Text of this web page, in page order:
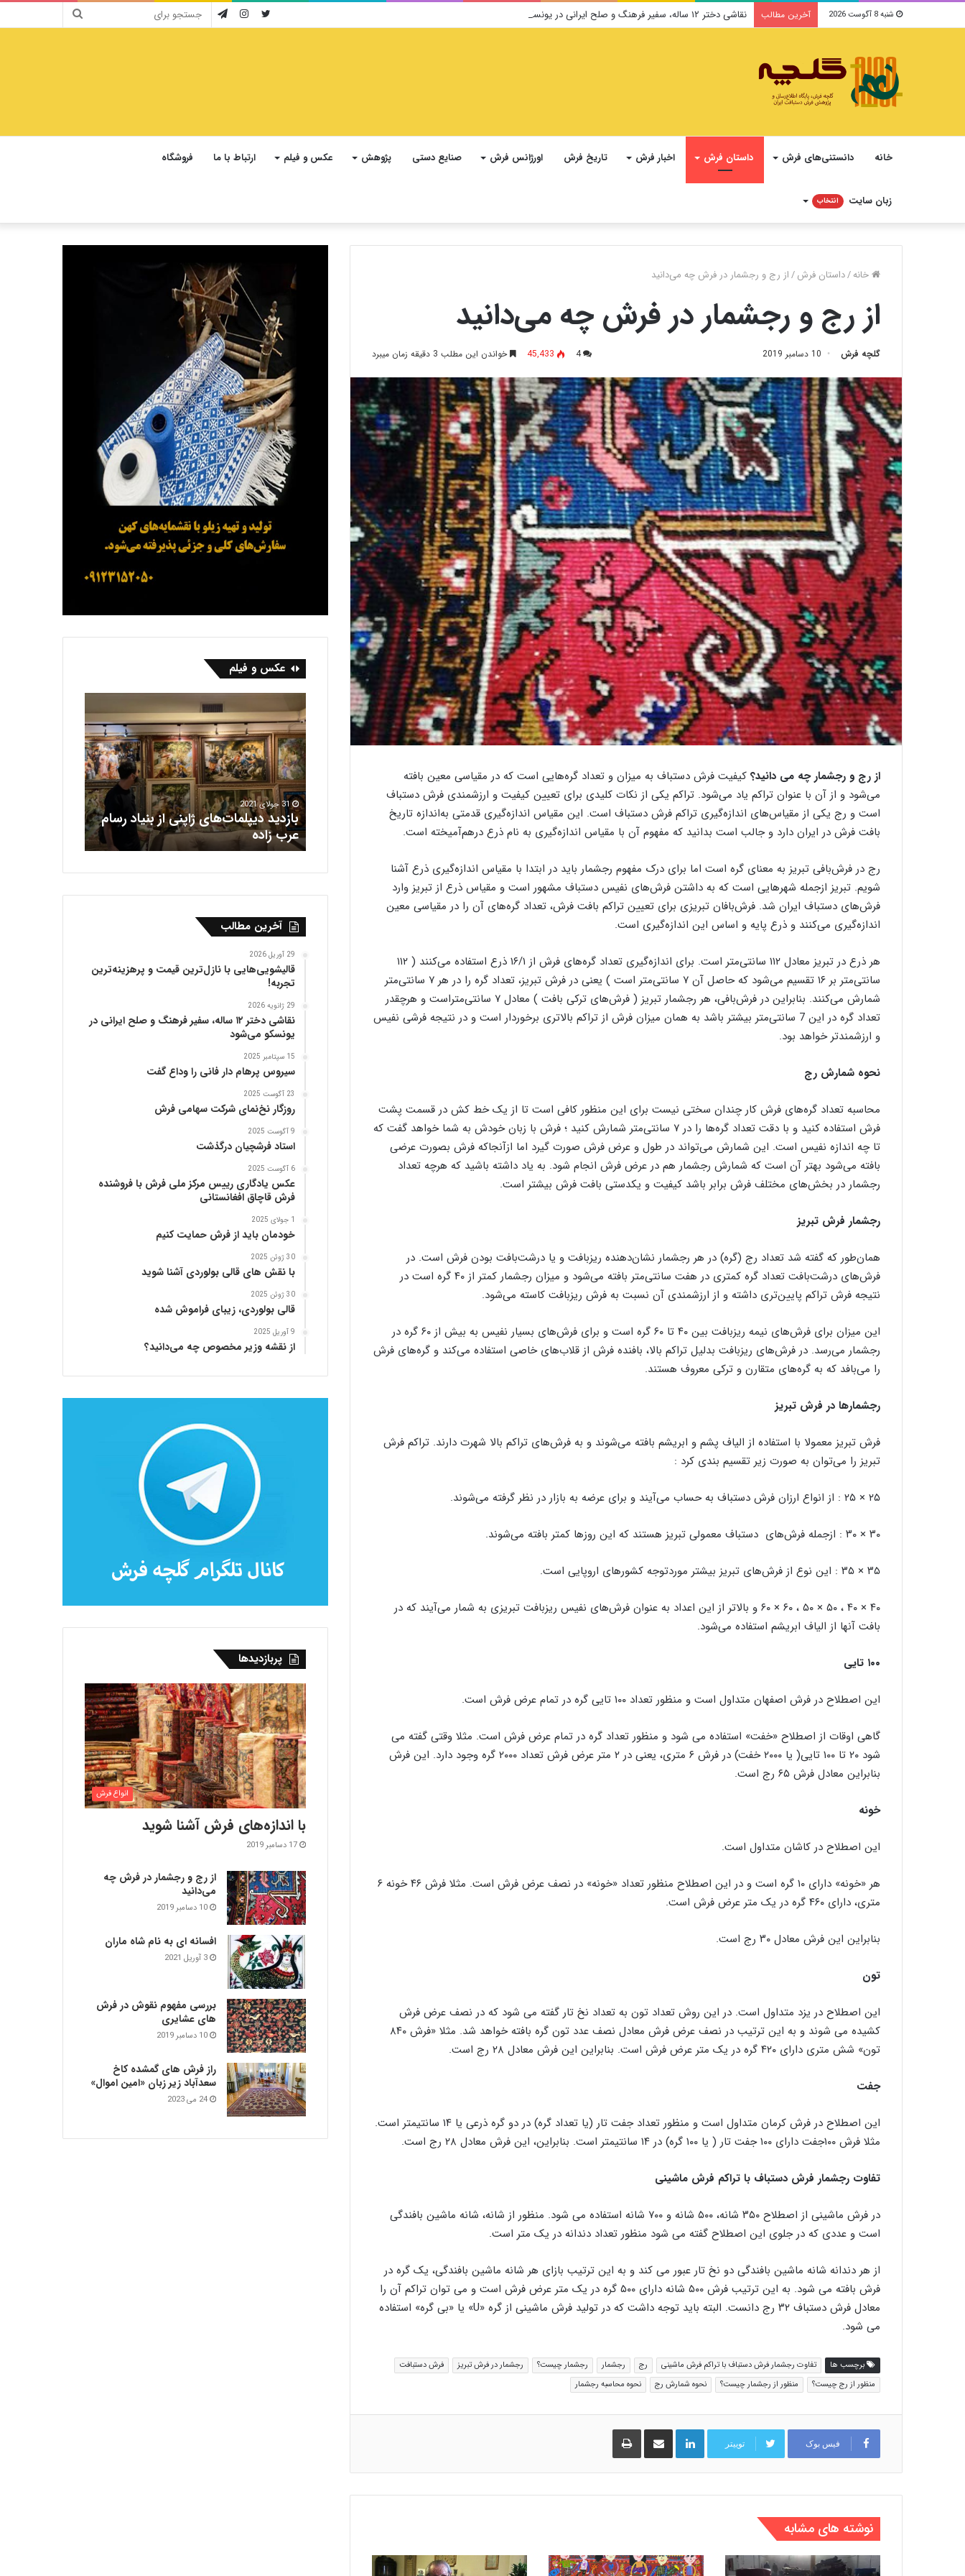
شنبه 8 آگوست 2026 آخرین مطالب نقاشی دختر ۱۲ ساله، سفیر فرهنگ و صلح ایرانی در یونسکو می‌شود تلگرام
اینستاگرام توییتر
خانه دانستنی‌های فرش داستان فرش اخبار فرش تاریخ فرش اورژانس فرش صنایع دستی پژوهش عکس و فیلم ارتباط با ما فروشگاه
زبان سایت انتخاب
خانه/داستان فرش/از رج و رجشمار در فرش چه می‌دانید
از رج و رجشمار در فرش چه می‌دانید
گلچه فرش 10 دسامبر 2019 4
45,433 خواندن این مطلب 3 دقیقه زمان میبرد
از رج و رجشمار چه می دانید؟ کیفیت فرش دستباف به میزان و تعداد گره‌هایی است که در مقیاسی معین بافته
می‌شود و از آن با عنوان تراکم یاد می‌شود. تراکم یکی از نکات کلیدی برای تعیین کیفیت و ارزشمندی فرش دستباف
است و رج یکی از مقیاس‌های اندازه‌گیری تراکم فرش دستباف است. این مقیاس اندازه‌گیری قدمتی به‌اندازه تاریخ
بافت فرش در ایران دارد و جالب است بدانید که مفهوم آن با مقیاس اندازه‌گیری به نام ذرع درهم‌آمیخته است.
رج در فرش‌بافی تبریز به معنای گره است اما برای درک مفهوم رجشمار باید در ابتدا با مقیاس اندازه‌گیری ذرع آشنا
شویم. تبریز ازجمله شهرهایی است که به داشتن فرش‌های نفیس دستباف مشهور است و مقیاس ذرع از تبریز وارد
فرش‌های دستباف ایران شد. فرش‌بافان تبریزی برای تعیین تراکم بافت فرش، تعداد گره‌های آن را در مقیاسی معین
اندازه‌گیری می‌کنند و ذرع پایه و اساس این اندازه‌گیری است.
هر ذرع در تبریز معادل ۱۱۲ سانتی‌متر است. برای اندازه‌گیری تعداد گره‌های فرش از ۱۶/۱ ذرع استفاده می‌کنند ( ۱۱۲
سانتی‌متر بر ۱۶ تقسیم می‌شود که حاصل آن ۷ سانتی‌متر است ) یعنی در فرش تبریز، تعداد گره را در هر ۷ سانتی‌متر
شمارش می‌کنند. بنابراین در فرش‌بافی، هر رجشمار تبریز ( فرش‌های ترکی بافت ) معادل ۷ سانتی‌متراست و هرچقدر
تعداد گره در این 7 سانتی‌متر بیشتر باشد به همان میزان فرش از تراکم بالاتری برخوردار است و در نتیجه فرشی نفیس
و ارزشمندتر خواهد بود.
نحوه شمارش رج
محاسبه تعداد گره‌های فرش کار چندان سختی نیست برای این منظور کافی است تا از یک خط کش در قسمت پشت
فرش استفاده کنید و با دقت تعداد گره‌ها را در ۷ سانتی‌متر شمارش کنید ؛ فرش با زبان خودش به شما خواهد گفت که
تا چه اندازه نفیس است. این شمارش می‌تواند در طول و عرض فرش صورت گیرد اما ازآنجاکه فرش بصورت عرضی
بافته می‌شود بهتر آن است که شمارش رجشمار هم در عرض فرش انجام شود. به یاد داشته باشید که هرچه تعداد
رجشمار در بخش‌های مختلف فرش برابر باشد کیفیت و یکدستی بافت فرش بیشتر است.
رجشمار فرش تبریز
همان‌طور که گفته شد تعداد رج (گره) در هر رجشمار نشان‌دهنده ریزبافت و یا درشت‌بافت بودن فرش است. در
فرش‌های درشت‌بافت تعداد گره کمتری در هفت سانتی‌متر بافته می‌شود و میزان رجشمار کمتر از ۴۰ گره است در
نتیجه فرش تراکم پایین‌تری داشته و از ارزشمندی آن نسبت به فرش ریزبافت کاسته می‌شود.
این میزان برای فرش‌های نیمه ریزبافت بین ۴۰ تا ۶۰ گره است و برای فرش‌های بسیار نفیس به بیش از ۶۰ گره در
رجشمار می‌رسد. در فرش‌های ریزبافت بدلیل تراکم بالا، بافنده فرش از قلاب‌های خاصی استفاده می‌کند و گره‌های فرش
را می‌بافد که به گره‌های متقارن و ترکی معروف هستند.
رجشمارها در فرش تبریز
فرش تبریز معمولا با استفاده از الیاف پشم و ابریشم بافته می‌شوند و به فرش‌های تراکم بالا شهرت دارند. تراکم فرش
تبریز را می‌توان به صورت زیر تقسیم بندی کرد :
۲۵ × ۲۵ : از انواع ارزان فرش دستباف به حساب می‌آیند و برای عرضه به بازار در نظر گرفته می‌شوند.
۳۰ × ۳۰ : ازجمله فرش‌های دستباف معمولی تبریز هستند که این روزها کمتر بافته می‌شوند.
۳۵ × ۳۵ : این نوع از فرش‌های تبریز بیشتر موردتوجه کشورهای اروپایی است.
۴۰ × ۴۰ ، ۵۰ × ۵۰ ، ۶۰ × ۶۰ و بالاتر از این اعداد به عنوان فرش‌های نفیس ریزبافت تبریزی به شمار می‌آیند که در
بافت آنها از الیاف ابریشم استفاده می‌شود.
۱۰۰ تایی
این اصطلاح در فرش اصفهان متداول است و منظور تعداد ۱۰۰ تایی گره در تمام عرض فرش است.
گاهی اوقات از اصطلاح «خفت» استفاده می شود و منظور تعداد گره در تمام عرض فرش است. مثلا وقتی گفته می
شود ۲۰ تا ۱۰۰ تایی( یا ۲۰۰۰ خفت) در فرش ۶ متری، یعنی در ۲ متر عرض فرش تعداد ۲۰۰۰ گره وجود دارد. این فرش
بنابراین معادل فرش ۶۵ رج است.
خونه
این اصطلاح در کاشان متداول است.
هر «خونه» دارای ۱۰ گره است و در این اصطلاح منظور تعداد «خونه» در نصف عرض فرش است. مثلا فرش ۴۶ خونه ۶
متری، دارای ۴۶۰ گره در یک متر عرض فرش است.
بنابراین این فرش معادل ۳۰ رج است.
تون
این اصطلاح در یزد متداول است. در این روش تعداد تون به تعداد نخ تار گفته می شود که در نصف عرض فرش
کشیده می شوند و به این ترتیب در نصف عرض فرش معادل نصف عدد تون گره بافته خواهد شد. مثلا «فرش ۸۴۰
تون» شش متری دارای ۴۲۰ گره در یک متر عرض فرش است. بنابراین این فرش معادل ۲۸ رج است.
جفت
این اصطلاح در فرش کرمان متداول است و منظور تعداد جفت تار (یا تعداد گره) در دو گره ذرعی یا ۱۴ سانتیمتر است.
مثلا فرش ۱۰۰جفت دارای ۱۰۰ جفت تار ( یا ۱۰۰ گره) در ۱۴ سانتیمتر است. بنابراین، این فرش معادل ۲۸ رج است.
تفاوت رجشمار فرش دستباف با تراکم فرش ماشینی
در فرش ماشینی از اصطلاح ۳۵۰ شانه، ۵۰۰ شانه و ۷۰۰ شانه استفاده می شود. منظور از شانه، شانه ماشین بافندگی
است و عددی که در جلوی این اصطلاح گفته می شود منظور تعداد دندانه در یک متر است.
از هر دندانه شانه ماشین بافندگی دو نخ تار عبور می کند و به این ترتیب بازای هر شانه ماشین بافندگی، یک گره در
فرش بافته می شود. به این ترتیب فرش ۵۰۰ شانه دارای ۵۰۰ گره در یک متر عرض فرش است و می توان تراکم آن را
معادل فرش دستباف ۳۲ رج دانست. البته باید توجه داشت که در تولید فرش ماشینی از گره «U» یا «بی گره» استفاده
می شود.
برچسب ها تفاوت رجشمار فرش دستباف با تراکم فرش ماشینی رج رجشمار رجشمار چیست؟ رجشمار در فرش تبریز
فرش دستبافت
منظور از رج چیست؟
منظور از رجشمار چیست؟ نحوه شمارش رج نحوه محاسبه رجشمار
فیس بوک توییتر
لینکدین اشتراک گذاری از طریق ایمیل
نوشته های مشابه
عکس و فیلم
گ
ذ
ر
ی
ر
ک
ا
ر
گ
ه
ه
ا
ی
ا
ل
ی
ب
ا
ف
ی
ر
ک
20 سپتامبر 2020
گذری بر کارگاه ‌های قالیبافی اردکان
خ
و
ر
ج
ن‌
ب
ا
ف
ی
ه
و
ا
ت
ص
و
ی
ر
خورجین‌ بافی به روایت تصویر
ب
د
د
ا
ن
ی
ا
د
بازدید دیپلمات‌های ژاپنی از بنیاد رسام
ر
ش
ه
ر
ی
س
16 جولای 2021
فرش هریس
آخرین مطالب
29 آوریل 2026
قالیشویی‌هایی با نازل‌ترین قیمت و پرهزینه‌ترین
تجربه!
29 ژانویه 2026
نقاشی دختر ۱۲ ساله، سفیر فرهنگ و صلح ایرانی در
یونسکو می‌شود
15 سپتامبر 2025
سیروس پرهام دار فانی را وداع گفت
23 آگوست 2025
روزگار نخ‌نمای شرکت سهامی فرش
9 آگوست 2025
استاد فرشچیان درگذشت
6 آگوست 2025
عکس یادگاری رییس مرکز ملی فرش با فروشنده
فرش قاچاق افغانستانی
1 جولای 2025
خودمان باید از فرش حمایت کنیم
30 ژوئن 2025
با نقش های قالی بولوردی آشنا شوید
30 ژوئن 2025
قالی بولوردی، زیبای فراموش شده
9 آوریل 2025
از نقشه وزیر مخصوص چه می‌دانید؟
پربازدیدها
انواع فرش
با اندازه‌‌های فرش آشنا شوید
17 دسامبر 2019
از رج و رجشمار در فرش چه
می‌دانید
10 دسامبر 2019
افسانه ای به نام شاه ماران
3 آوریل 2021
بررسی مفهوم نقوش در فرش‌
های عشایری
10 دسامبر 2019
راز فرش های گمشده کاخ
سعدآباد زیر زبان «امین اموال»
24 می 2023